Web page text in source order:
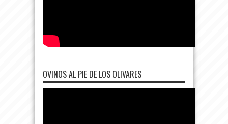
OVINOS AL PIE DE LOS OLIVARES